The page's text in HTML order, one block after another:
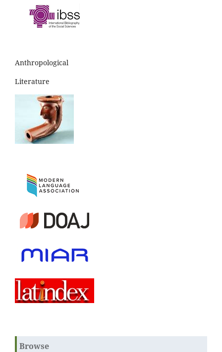
Anthropological
Literature
Browse